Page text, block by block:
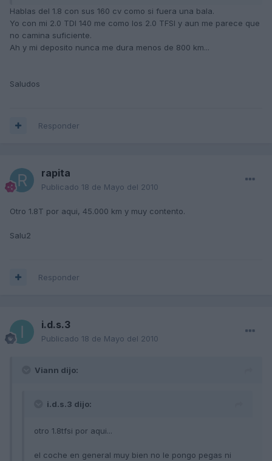
Hablas del 1.8 con sus 160 cv como si fuera una bala.
Yo con mi 2.0 TDI 140 me como los 2.0 TFSI y aun me parece que
no camina suficiente.
Ah y mi deposito nunca me dura menos de 800 km...
Saludos
Responder
rapita
Publicado 18 de Mayo del 2010
Otro 1.8T por aqui, 45.000 km y muy contento.
Salu2
Responder
i.d.s.3
Publicado 18 de Mayo del 2010
Viann dijo:
i.d.s.3 dijo:
otro 1.8tfsi por aqui...
el coche en general muy bien no le pongo pegas ni